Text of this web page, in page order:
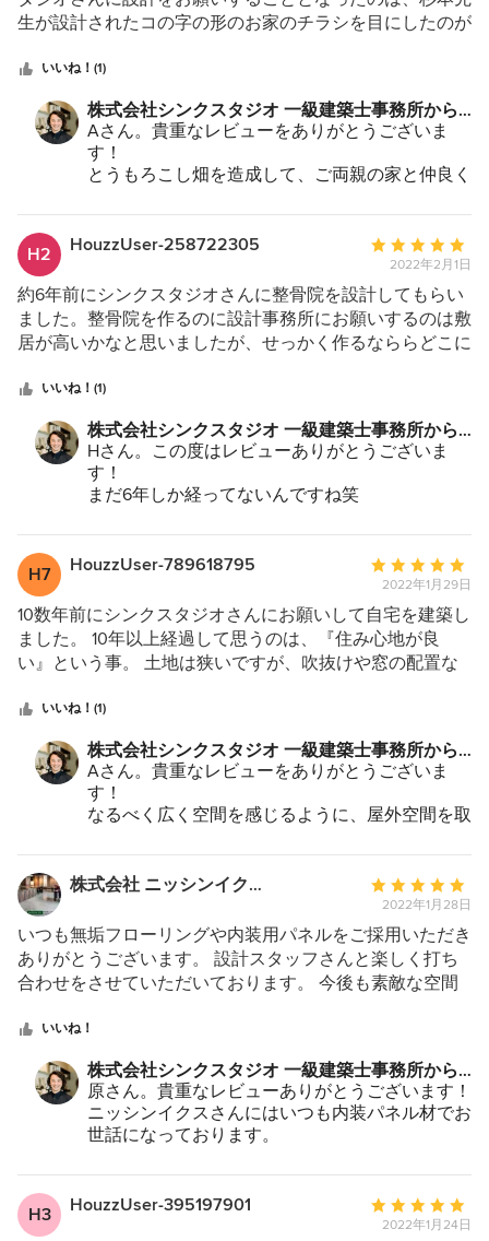
抑えながらもそれを感じさせないデザインや工夫を数多く
提案してくれました。 おかげで、 大きな窓の二階リビン
グでは、家族で海を眺めながら朝食を食べています。縄梯
子でつながったクライミングウォールのあるトレーニング
ルームは子供達のお気に入りの遊び場所で、近所のお友達
もよく来てくれるようになりました。敷地が小さかったに
もかかわらず、スペースを確保してくれた庭では、家庭菜
園やバーベキューも楽しんでいます。 予算的も土地や家
す。「この家で子供達がどんなに成長し、どんなに家族で
過ごしていくのか。。。。」そんな楽しみを提供してくれ
たシンクスタジオさんには感謝の気持ちでいっぱいです。
5
星
5
生が設計されたコの字の形のお家のチラシを目にしたのが
の土地でしたので、景色は殆どが海と山と畑。目にしたチ
ラシをきっかけに、この土地を活かして、一般的な概念を
取り払い、喧騒を忘れて過ごせる家を建てたいと考えるよ
うになり、シンクスタジオさんに依頼することとなりまし
た。 時期はコロナ禍真っ只中の2年間で、ほとんどオンラ
の状況の中、ひとたび自宅に帰れば、景色とともに移り変
わる自然と、暖かい光、全ての喧騒を忘れさせてくれるよ
うな私なりの夢の家を建てることができました。コロナ禍
で外出できなくとも、今はステイホームが幸せです。2年
という長い時間とともに、私の要望にも少しずつ変化があ
りましたが、根気強くコミュニケーションを図っていただ
と、本当に感謝しています。ありがとうございました！
いいね！(1)
株式会社シンクスタジオ 一級建築士事務所から
のコメント：
Aさん。貴重なレビューをありがとうございま
す！
とうもろこし畑を造成して、ご両親の家と仲良く
農業振興地の除外から始まり続けて造成と、家以
外で沢山時間がかかった一大プロジェクトでした
Aさんとの打ち合わせは、いつも美味しいスイー
ツを頂きながらの打ち合わせで、楽しかった思い
出で一杯です。
カフェの様な白い家。景色の良い高台にゆったり
広いお庭スペースは徐々に仕上げて、理想の家に
仕上げて参りましょう。
いつでもご相談に乗りますので、暖かくなったら
またBBQ呼んでください！笑
今後共どうぞよろしくお願い致します。
H2 HouzzUser-258722305
平
評
価：
5
星
5
2022年2月1日
約6年前にシンクスタジオさんに整骨院を設計してもらい
ました。整骨院を作るのに設計事務所にお願いするのは敷
居が高いかなと思いましたが、せっかく作るなららどこに
て一度相談してみようという事になりました。杉本さんは
気さくな方で話しやすく、建築はもちろん色々な事に精通
されていてとても安心感があり、親身に相談に乗って下さ
ったのでお任せする事に決めました。 当初自分に院の明
確なイメージがなかったので、こんな感じというザックリ
ですが、ご提案してくださったものが本当にオシャレで整
骨院ぽくなく斬新で、こんな風にちゃんと出来るのかなと
思ったのを覚えています。全体に木を多く使用する事で院
内にとても温かみがあり、施術室も個室になっており、待
合室やキッズスペースなどもあり、動線などの機能性も抜
群で気に入りました。 外観もインパクトがあるので、院
山来て下さり、初診の患者様に電話などで場所をお伝えす
オさんには感謝の気持ちで一杯です。これからも何かあれ
ばまたお願いしたいと思います。
いいね！(1)
株式会社シンクスタジオ 一級建築士事務所から
のコメント：
Hさん。この度はレビューありがとうございま
す！
まだ6年しか経ってないんですね笑
もっと前のように感じていました。
子供がスポーツで怪我した際など、すっかり家族
今後とも家族ぐるみのお付き合いをどうぞよろし
くお願い致します！
H7 HouzzUser-789618795
平
均
評
価：
5
星
5
2022年1月29日
10数年前にシンクスタジオさんにお願いして自宅を建築し
ました。 10年以上経過して思うのは、『住み心地が良
い』という事。 土地は狭いですが、吹抜けや窓の配置な
も閉塞感がありません。 最近は在宅ワークが多いです
が、心地良い空間のおかげで、仕事がはかどっています！
建築時は在宅ワークなど想像もしませんでしたが、空間が
しっかりしていると時代や状況変化にも対応できるものだ
なと感じています。 また、土地の大きさの関係で庭は作
は気に入ってます。 鉢植えで花や野菜を育てたり、家族
で定期的にバーベキューをしたりして、屋外空間も楽しん
でます。 家もメンテナンスの相談にも乗ってもらえるの
で安心です。 これからもよろしくお願いします。
いいね！(1)
株式会社シンクスタジオ 一級建築士事務所から
のコメント：
Aさん。貴重なレビューをありがとうございま
す！
なるべく広く空間を感じるように、屋外空間を取
初はここまでうまく外部空間を使っていただける
とは想像もしませんでした笑
Aさんファミリーから、楽しそうなテラスでの
BBQの写真などを送っていただくのを見るたび
に、設計の仕事をしてよかったなと大きな喜びを
感じています。
そろそろメンテナンスなども出てくると思います
いね！
今後ともどうぞよろしくお願い致します。
株式会社 ニッシンイクス 大阪事務所
平
均
評
価：
5
星
5
2022年1月28日
いつも無垢フローリングや内装用パネルをご採用いただき
ありがとうございます。 設計スタッフさんと楽しく打ち
合わせをさせていただいております。 今後も素敵な空間
す。 また現場見学もさせていただければ嬉しいです。 今
後ともよろしくお願いいたします。 ㈱ニッシンイクス 大
阪事務所 原 逸郎
いいね！
株式会社シンクスタジオ 一級建築士事務所から
のコメント：
原さん。貴重なレビューありがとうございます！
ニッシンイクスさんにはいつも内装パネル材でお
世話になっております。
してます！
今後ともどうぞよろしくお願い致します！
H3 HouzzUser-395197901
平
均2022年1月24日